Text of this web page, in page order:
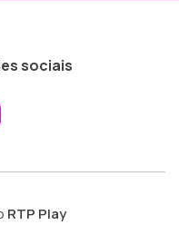
sociais
ao
RTP Play